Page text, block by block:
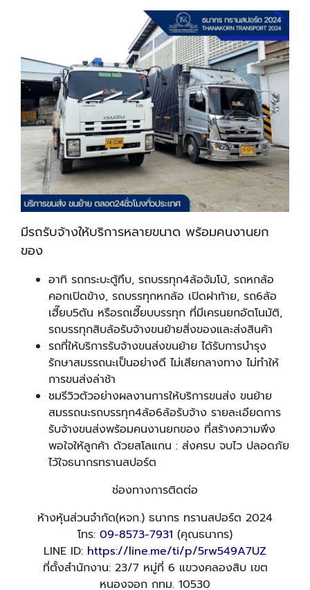
มีรถรับจ้างให้บริการหลายขนาด พร้อมคนงานยก
ของ
อาทิ รถกระบะตู้ทึบ, รถบรรทุก4ล้อจัมโบ้, รถหกล้อ
คอกเปิดข้าง, รถบรรทุกหกล้อ เปิดฝาท้าย, รถ6ล้อ
เฮี๊ยบ5ตัน หรือรถเฮี๊ยบบรรทุก ที่มีเครนยกอัตโนมัติ,
รถบรรทุกสิบล้อรับจ้างขนย้ายสิ่งของและส่งสินค้า
รถที่ให้บริการรับจ้างขนส่งขนย้าย ได้รับการบำรุง
รักษาสมรรถนะเป็นอย่างดี ไม่เสียกลางทาง ไม่ทำให้
การขนส่งล่าช้า
ชมรีวิวตัวอย่างผลงานการให้บริการขนส่ง ขนย้าย
สมรรถนะรถบรรทุก4ล้อ6ล้อรับจ้าง รายละเอียดการ
รับจ้างขนส่งพร้อมคนงานยกของ ที่สร้างความพึง
พอใจให้ลูกค้า ด้วยสโลแกน : ส่งครบ จบไว ปลอดภัย
ไว้ใจธนากรทรานสปอร์ต
ช่องทางการติดต่อ
ห้างหุ้นส่วนจำกัด(หจก.) ธนากร ทรานสปอร์ต 2024
โทร: 09-8573-7931 (คุณธนากร)
LINE ID: https://line.me/ti/p/5rw549A7UZ
ที่ตั้งสำนักงาน: 23/7 หมู่ที่ 6 แขวงคลองสิบ เขต
หนองจอก กทม. 10530